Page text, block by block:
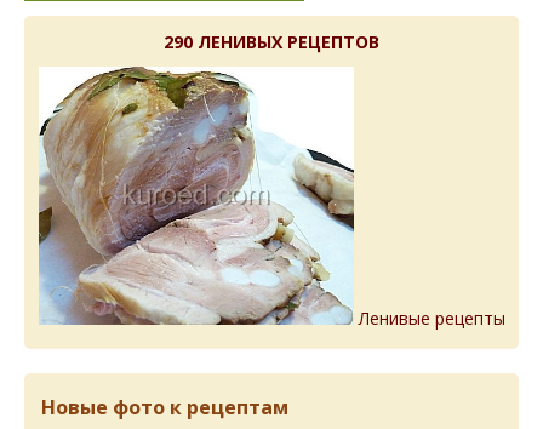
290 ЛЕНИВЫХ РЕЦЕПТОВ
Ленивые рецепты
Новые фото к рецептам